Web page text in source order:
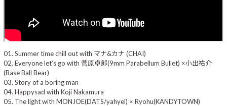
01. Summer time chill out with マナ&カナ (CHAI)
02. Everyone let’s go with 菅原卓郎(9mm Parabellum Bullet) ×小出祐介
(Base Ball Bear)
03. Story of a boring man
04. Happysad with Koji Nakamura
05. The light with MONJOE(DATS/yahyel) × Ryohu(KANDYTOWN)